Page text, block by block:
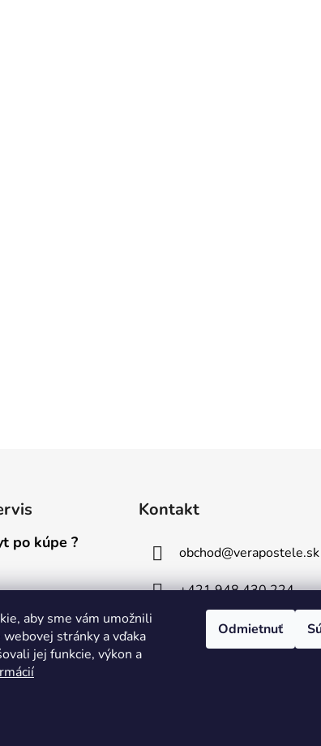
aby sme vám umožnili
stránky a vďaka
jej funkcie, výkon a
Odmietnuť
po kúpe ?
údajov
Kontakt
obchod@verapostele.sk
+421 948 430 224